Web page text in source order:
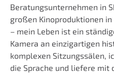
Beratungsunternehmen in
großen Kinoproduktionen
– mein Leben ist ein
Kamera an einzigartigen
komplexen Sitzungssälen,
die Sprache und liefere mit